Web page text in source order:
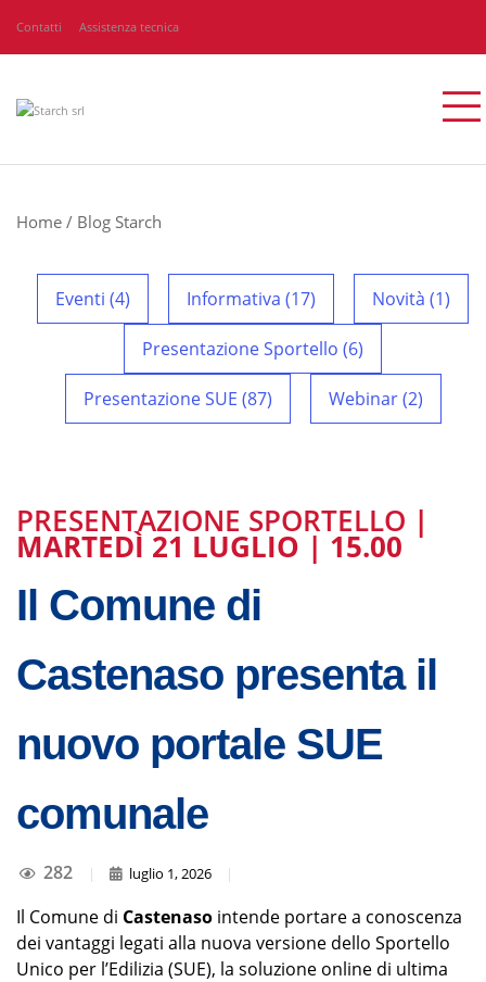
Contatti Assistenza tecnica
Home / Blog Starch
Eventi (4) Informativa (17) Novità (1)
Presentazione Sportello (6)
Presentazione SUE (87) Webinar (2)
PRESENTAZIONE SPORTELLO |
MARTEDÌ 21 LUGLIO | 15.00
Il Comune di
Castenaso presenta il
nuovo portale SUE
comunale
282 | luglio 1, 2026 |
Il Comune di Castenaso intende portare a conoscenza
dei vantaggi legati alla nuova versione dello Sportello
Unico per l’Edilizia (SUE), la soluzione online di ultima